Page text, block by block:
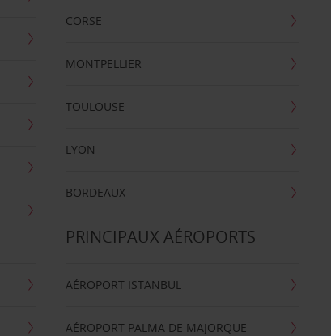
CORSE
MONTPELLIER
TOULOUSE
LYON
BORDEAUX
PRINCIPAUX AÉROPORTS
AÉROPORT ISTANBUL
AÉROPORT PALMA DE MAJORQUE